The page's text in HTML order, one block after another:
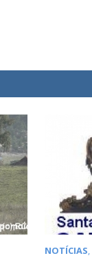
NOTÍCIAS,